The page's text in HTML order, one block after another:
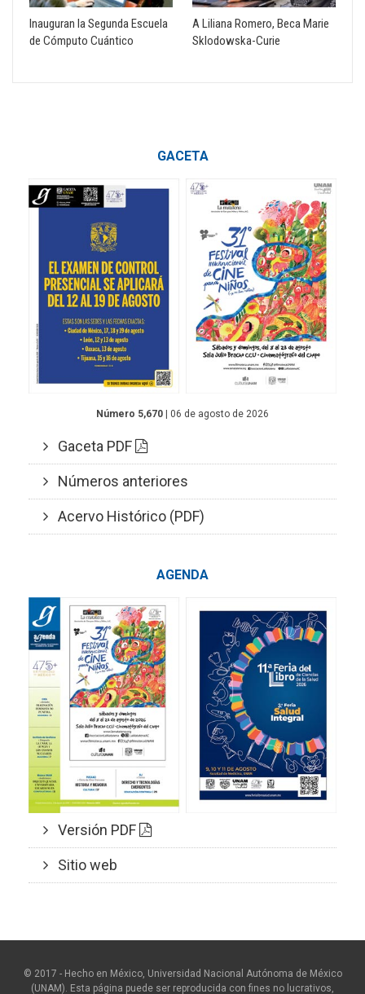
Inauguran la Segunda Escuela
de Cómputo Cuántico
A Liliana Romero, Beca Marie
Sklodowska-Curie
GACETA
Número 5,670 | 06 de agosto de 2026
Gaceta PDF
Números anteriores
Acervo Histórico (PDF)
AGENDA
Versión PDF
Sitio web
© 2017 - Hecho en México, Universidad Nacional Autónoma de México
(UNAM). Esta página puede ser reproducida con fines no lucrativos,